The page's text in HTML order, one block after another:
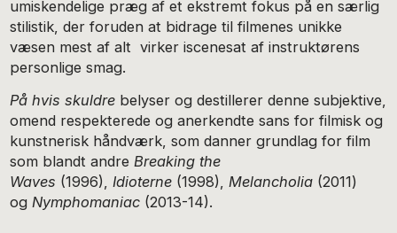
umiskendelige præg af et ekstremt fokus på en særlig
stilistik, der foruden at bidrage til filmenes unikke
væsen mest af alt virker iscenesat af instruktørens
personlige smag.
På hvis skuldre belyser og destillerer denne subjektive,
omend respekterede og anerkendte sans for filmisk og
kunstnerisk håndværk, som danner grundlag for film
som blandt andre Breaking the
Waves (1996), Idioterne (1998), Melancholia (2011)
og Nymphomaniac (2013-14).